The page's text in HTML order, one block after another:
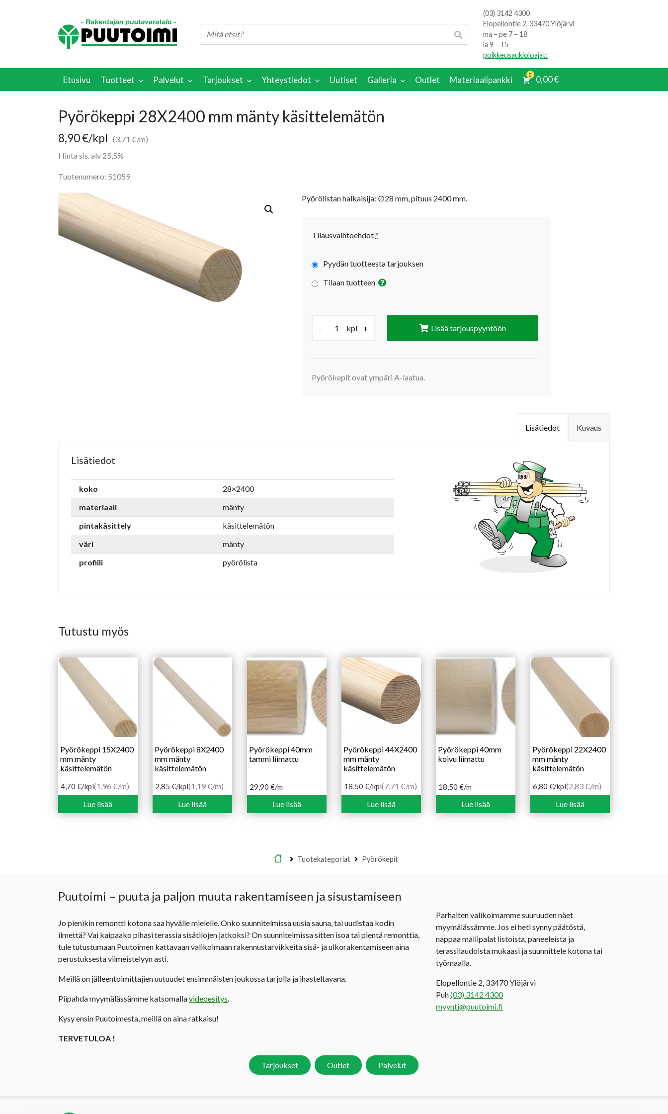
(03) 3142 4300
Elopellontie 2, 33470 Ylöjärvi
ma – pe 7 – 18
la 9 – 15
poikkeusaukioloajat:
Etusivu Tuotteet Palvelut Tarjoukset Yhteystiedot Uutiset Galleria Outlet Materiaalipankki 0 0,00€
Pyörökeppi 28X2400 mm mänty käsittelemätön
8,90€/kpl
(3,71 €/m)
Hinta sis. alv 25,5%
Tuotenumero: 51059
Pyörölistan halkaisija: ∅28 mm, pituus 2400 mm.
Tilausvaihtoehdot*
Pyydän tuotteesta tarjouksen
Tilaan tuotteen
- kpl + Lisää tarjouspyyntöön
Pyörökepit ovat ympäri A-laatua.
Kuvaus
Lisätiedot
Lisätiedot
koko
28×2400
materiaali
mänty
pintakäsittely
käsittelemätön
väri
mänty
profiili
pyörölista
Tutustu myös
Pyörökeppi 15X2400
mm mänty
käsittelemätön
4,70 €/kpl(1,96 €/m)
Lue lisää
Pyörökeppi 8X2400
mm mänty
käsittelemätön
2,85 €/kpl(1,19 €/m)
Lue lisää
Pyörökeppi 40mm
tammi liimattu
29,90 €/m
Lue lisää
Pyörökeppi 44X2400
mm mänty
käsittelemätön
18,50 €/kpl(7,71 €/m)
Lue lisää
Pyörökeppi 40mm
koivu liimattu
18,50 €/m
Lue lisää
Pyörökeppi 22X2400
mm mänty
käsittelemätön
6,80 €/kpl(2,83 €/m)
Lue lisää
Etusivu
Tuotekategoriat Pyörökepit
Puutoimi – puuta ja paljon muuta rakentamiseen ja sisustamiseen
Jo pienikin remontti kotona saa hyvälle mielelle. Onko suunnitelmissa uusia sauna, tai uudistaa kodin
ilmettä? Vai kaipaako pihasi terassia sisätilojen jatkoksi? On suunnitelmissa sitten isoa tai pientä remonttia,
tule tutustumaan Puutoimen kattavaan valikoimaan rakennustarvikkeita sisä- ja ulkorakentamiseen aina
perustuksesta viimeistelyyn asti.
Meillä on jälleentoimittajien uutuudet ensimmäisten joukossa tarjolla ja ihasteltavana.
Piipahda myymälässämme katsomallavideoesitys.
Kysy ensin Puutoimesta, meillä on aina ratkaisu!
TERVETULOA !
Tarjoukset Outlet Palvelut
Parhaiten valikoimamme suuruuden näet
myymälässämme. Jos ei heti synny päätöstä,
nappaa mallipalat listoista, paneeleista ja
terassilaudoista mukaasi ja suunnittele kotona tai
työmaalla.
Elopellontie 2, 33470 Ylöjärvi
Puh(03) 3142 4300
myynti@puutoimi.fi